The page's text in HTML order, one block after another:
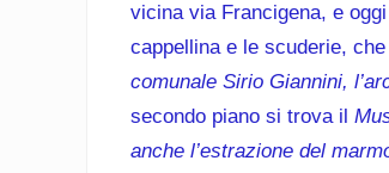
vicina via Francigena, e oggi
cappellina e le scuderie,
comunale Sirio Giannini,
secondo piano si trova il
anche l’estrazione del